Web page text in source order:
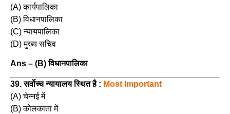
(A) कार्यपालिका
(B) विधानपालिका
(C) न्यायपालिका
(D) मुख्य सचिव
Ans – (B) विधानपालिका
39. सर्वोच्च न्यायालय स्थित है : Most Important
(A) चेन्नई में
(B) कोलकाता में